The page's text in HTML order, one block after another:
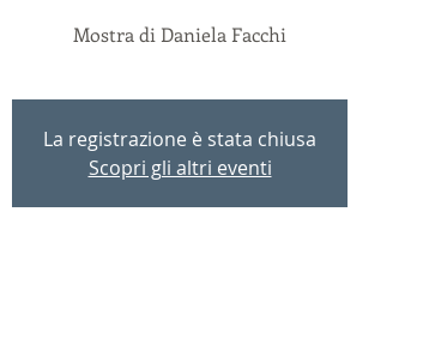
Mostra di Daniela Facchi
La registrazione è stata chiusa
Scopri gli altri eventi